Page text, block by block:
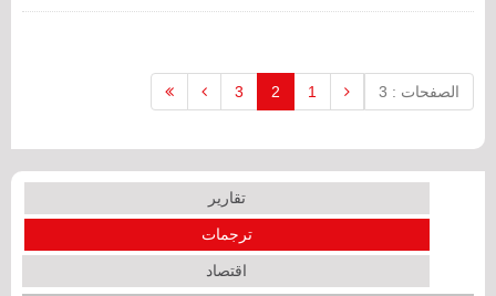
على ضرورة مراعاة ايصال الدعم للمواطنين
الصفحات : 3 1
2
3
تقارير
ترجمات
اقتصاد